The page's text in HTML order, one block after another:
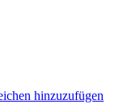
hinzuzufügen